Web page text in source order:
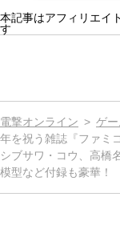
本記事はアフィリエイ
す
電撃オンライン ゲー
年を祝う雑誌『ファミ
シブサワ・コウ、高橋
模型など付録も豪華！